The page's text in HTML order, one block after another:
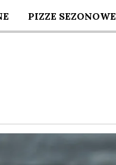
PIZZE SEZONOWE